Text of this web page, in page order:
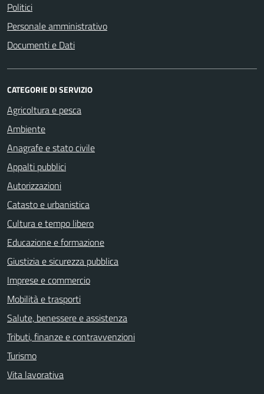
Politici
Personale amministrativo
Documenti e Dati
CATEGORIE DI SERVIZIO
Agricoltura e pesca
Ambiente
Anagrafe e stato civile
Appalti pubblici
Autorizzazioni
Catasto e urbanistica
Cultura e tempo libero
Educazione e formazione
Giustizia e sicurezza pubblica
Imprese e commercio
Mobilità e trasporti
Salute, benessere e assistenza
Tributi, finanze e contravvenzioni
Turismo
Vita lavorativa